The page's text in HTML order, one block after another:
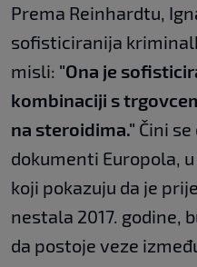
Prema Reinhardtu,
sofisticiranija
misli: "Ona je
kombinaciji s
na steroidima." Čini
dokumenti Europola, u
koji pokazuju da je
nestala 2017. godine,
da postoje veze